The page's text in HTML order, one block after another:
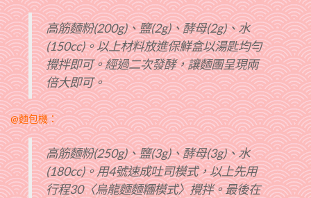
高筋麵粉(200g)、鹽(2g)、酵母(2g)、水
(150cc)。以上材料放進保鮮盒以湯匙均勻
攪拌即可。經過二次發酵，讓麵團呈現兩
倍大即可。
@麵包機：
高筋麵粉(250g)、鹽(3g)、酵母(3g)、水
(180cc)。用4號速成吐司模式，以上先用
行程30〈烏龍麵麵糰模式〉攪拌。最後在